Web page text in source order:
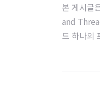
본 게시글
and
드 하나의